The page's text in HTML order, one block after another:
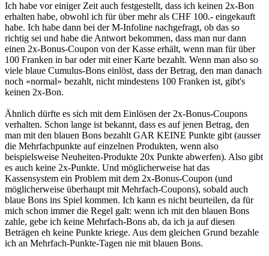
Ich habe vor einiger Zeit auch festgestellt, dass ich keinen 2x-Bon
erhalten habe, obwohl ich für über mehr als CHF 100.- eingekauft
habe. Ich habe dann bei der M-Infoline nachgefragt, ob das so
richtig sei und habe die Antwort bekommen, dass man nur dann
einen 2x-Bonus-Coupon von der Kasse erhält, wenn man für über
100 Franken in bar oder mit einer Karte bezahlt. Wenn man also so
viele blaue Cumulus-Bons einlöst, dass der Betrag, den man danach
noch «normal» bezahlt, nicht mindestens 100 Franken ist, gibt's
keinen 2x-Bon.
Ähnlich dürfte es sich mit dem Einlösen der 2x-Bonus-Coupons
verhalten. Schon lange ist bekannt, dass es auf jenen Betrag, den
man mit den blauen Bons bezahlt GAR KEINE Punkte gibt (ausser
die Mehrfachpunkte auf einzelnen Produkten, wenn also
beispielsweise Neuheiten-Produkte 20x Punkte abwerfen). Also gibt
es auch keine 2x-Punkte. Und möglicherweise hat das
Kassensystem ein Problem mit dem 2x-Bonus-Coupon (und
möglicherweise überhaupt mit Mehrfach-Coupons), sobald auch
blaue Bons ins Spiel kommen. Ich kann es nicht beurteilen, da für
mich schon immer die Regel galt: wenn ich mit den blauen Bons
zahle, gebe ich keine Mehrfach-Bons ab, da ich ja auf diesen
Beträgen eh keine Punkte kriege. Aus dem gleichen Grund bezahle
ich an Mehrfach-Punkte-Tagen nie mit blauen Bons.